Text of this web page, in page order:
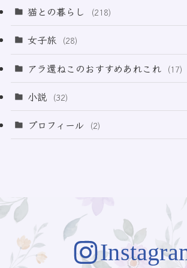
(2)
(33)
(3)
猫との暮らし (218)
(21)
(73)
女子旅 (28)
アラ還ねこのおすすめあれこれ (17)
小説 (32)
プロフィール (2)